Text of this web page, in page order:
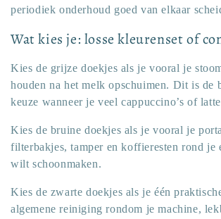
periodiek onderhoud goed van elkaar
Wat kies je: losse kleurenset of
Kies de grijze doekjes als je vooral je
houden na het melk opschuimen. Dit is de
keuze wanneer je veel cappuccino’s of
Kies de bruine doekjes als je vooral je
filterbakjes, tamper en koffieresten rond je
wilt schoonmaken.
Kies de zwarte doekjes als je één
algemene reiniging rondom je machine,